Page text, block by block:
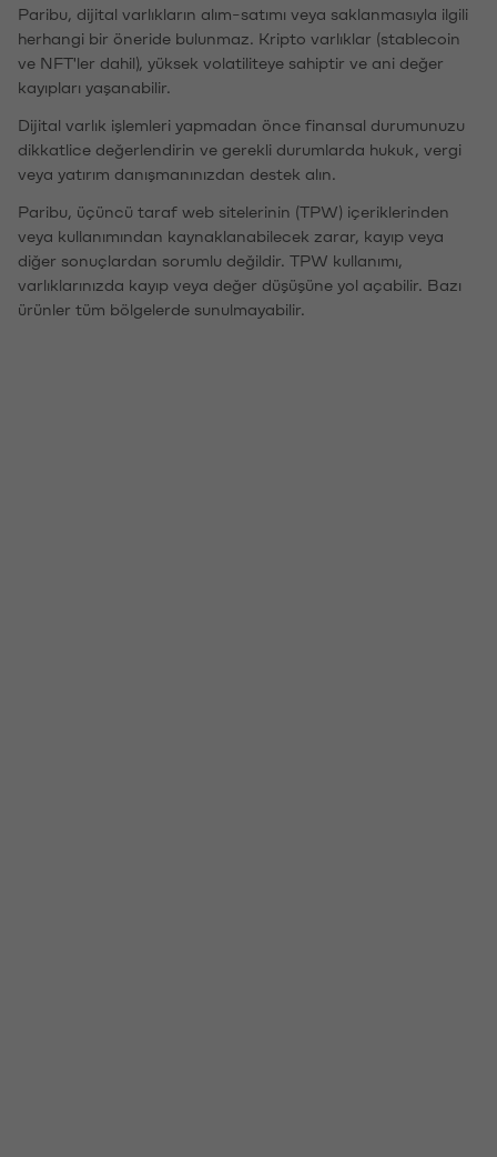
Paribu, dijital varlıkların alım-satımı veya saklanmasıyla ilgili
herhangi bir öneride bulunmaz. Kripto varlıklar (stablecoin
ve NFT'ler dahil), yüksek volatiliteye sahiptir ve ani değer
kayıpları yaşanabilir.
Dijital varlık işlemleri yapmadan önce finansal durumunuzu
dikkatlice değerlendirin ve gerekli durumlarda hukuk, vergi
veya yatırım danışmanınızdan destek alın.
Paribu, üçüncü taraf web sitelerinin (TPW) içeriklerinden
veya kullanımından kaynaklanabilecek zarar, kayıp veya
diğer sonuçlardan sorumlu değildir. TPW kullanımı,
varlıklarınızda kayıp veya değer düşüşüne yol açabilir. Bazı
ürünler tüm bölgelerde sunulmayabilir.